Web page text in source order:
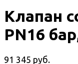
Клапан
PN16
91 345 руб.